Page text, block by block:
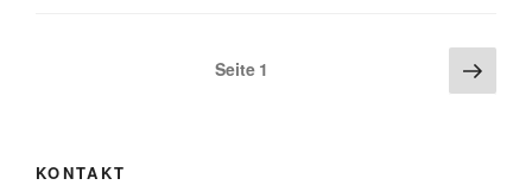
Seitennummerierung
Seite 1
Seite
KONTAKT